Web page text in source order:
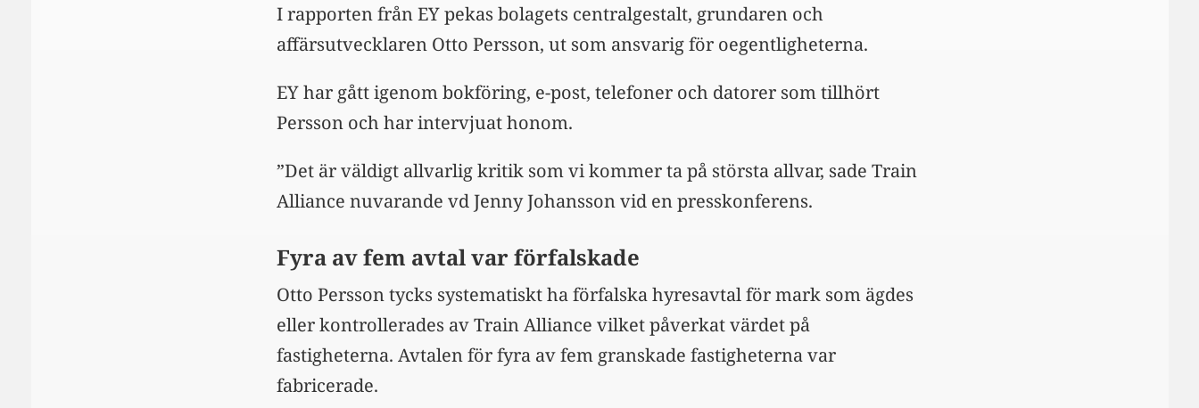
I rapporten från EY pekas bolagets centralgestalt, grundaren och
affärsutvecklaren Otto Persson, ut som ansvarig för oegentligheterna.
EY har gått igenom bokföring, e-post, telefoner och datorer som tillhört
Persson och har intervjuat honom.
”Det är väldigt allvarlig kritik som vi kommer ta på största allvar, sade Train
Alliance nuvarande vd Jenny Johansson vid en presskonferens.
Fyra av fem avtal var förfalskade
Otto Persson tycks systematiskt ha förfalska hyresavtal för mark som ägdes
eller kontrollerades av Train Alliance vilket påverkat värdet på
fastigheterna. Avtalen för fyra av fem granskade fastigheterna var
fabricerade.